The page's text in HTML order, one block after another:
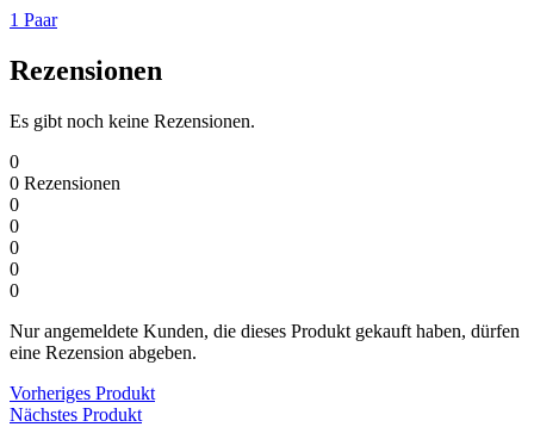
1 Paar
Rezensionen
Es gibt noch keine Rezensionen.
0
0 Rezensionen
0
0
0
0
0
Nur angemeldete Kunden, die dieses Produkt gekauft haben, dürfen
eine Rezension abgeben.
Vorheriges Produkt
Nächstes Produkt